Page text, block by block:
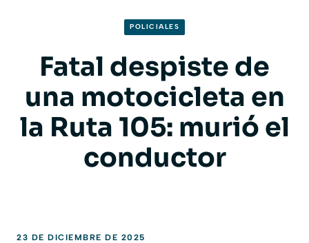
POLICIALES
Fatal despiste de
una motocicleta en
la Ruta 105: murió el
conductor
23 DE DICIEMBRE DE 2025